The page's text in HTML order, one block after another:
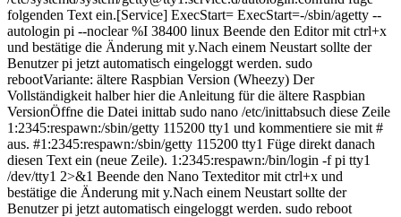
folgenden Text ein.[Service] ExecStart= ExecStart=-/sbin/agetty --
autologin pi --noclear %I 38400 linux Beende den Editor mit ctrl+x
und bestätige die Änderung mit y.Nach einem Neustart sollte der
Benutzer pi jetzt automatisch eingeloggt werden. sudo
rebootVariante: ältere Raspbian Version (Wheezy) Der
Vollständigkeit halber hier die Anleitung für die ältere Raspbian
VersionÖffne die Datei inittab sudo nano /etc/inittabsuch diese Zeile
1:2345:respawn:/sbin/getty 115200 tty1 und kommentiere sie mit #
aus. #1:2345:respawn:/sbin/getty 115200 tty1 Füge direkt danach
diesen Text ein (neue Zeile). 1:2345:respawn:/bin/login -f pi tty1
/dev/tty1 2>&1 Beende den Nano Texteditor mit ctrl+x und
bestätige die Änderung mit y.Nach einem Neustart sollte der
Benutzer pi jetzt automatisch eingeloggt werden. sudo reboot